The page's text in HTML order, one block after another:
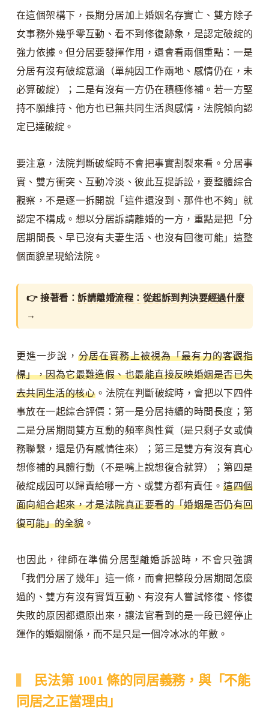
在這個架構下，長期分居加上婚姻名存實亡、雙方除子
女事務外幾乎零互動、看不到修復跡象，是認定破綻的
強力依據。但分居要發揮作用，還會看兩個重點：一是
分居有沒有破綻意涵（單純因工作兩地、感情仍在，未
必算破綻）；二是有沒有一方仍在積極修補。若一方堅
持不願維持、他方也已無共同生活與感情，法院傾向認
定已達破綻。
要注意，法院判斷破綻時不會把事實割裂來看。分居事
實、雙方衝突、互動冷淡、彼此互提訴訟，要整體綜合
觀察，不是逐一拆開說「這件還沒到、那件也不夠」就
認定不構成。想以分居訴請離婚的一方，重點是把「分
居期間長、早已沒有夫妻生活、也沒有回復可能」這整
個面貌呈現給法院。
👉 接著看：訴請離婚流程：從起訴到判決要經過什麼
→
更進一步說， 分居在實務上被視為「最有力的客觀指
標」，因為它最難造假、也最能直接反映婚姻是否已失
去共同生活的核心 。法院在判斷破綻時，會把以下四件
事放在一起綜合評價：第一是分居持續的時間長度；第
二是分居期間雙方互動的頻率與性質（是只剩子女或債
務聯繫，還是仍有感情往來）；第三是雙方有沒有真心
想修補的具體行動（不是嘴上說想復合就算）；第四是
破綻成因可以歸責給哪一方、或雙方都有責任。這四個
面向組合起來，才是法院真正要看的「婚姻是否仍有回
復可能」的全貌 。
也因此，律師在準備分居型離婚訴訟時，不會只強調
「我們分居了幾年」這一條，而會把整段分居期間怎麼
過的、雙方有沒有實質互動、有沒有人嘗試修復、修復
失敗的原因都還原出來，讓法官看到的是一段已經停止
運作的婚姻關係，而不是只是一個冷冰冰的年數。
民法第 1001 條的同居義務，與「不能
同居之正當理由」